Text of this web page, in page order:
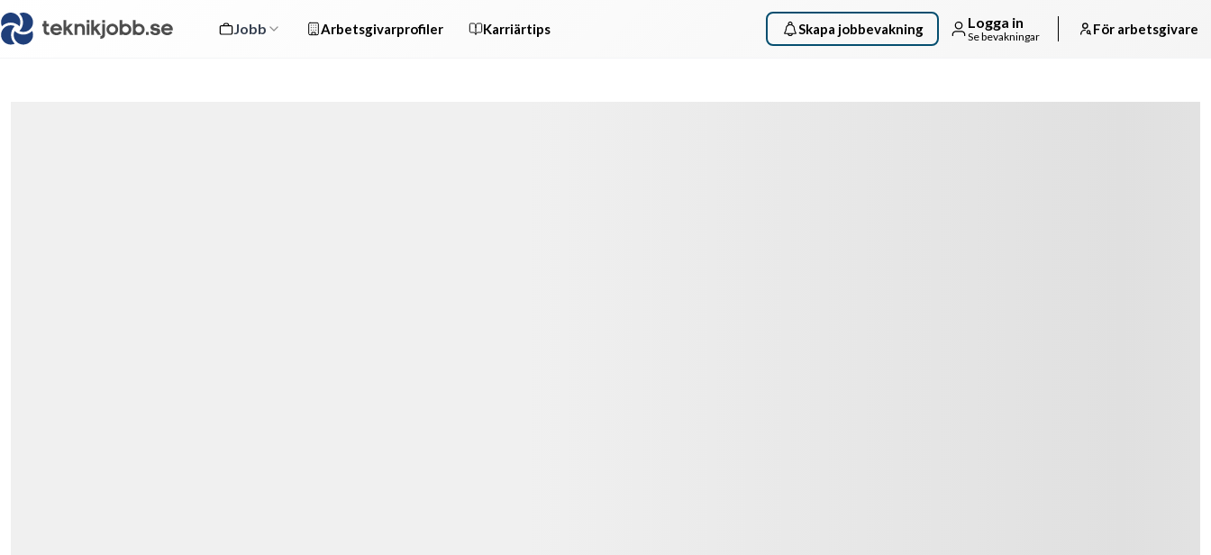
Jobb Arbetsgivarprofiler Karriärtips Skapa jobbevakning Logga in
Se bevakningar För arbetsgivare